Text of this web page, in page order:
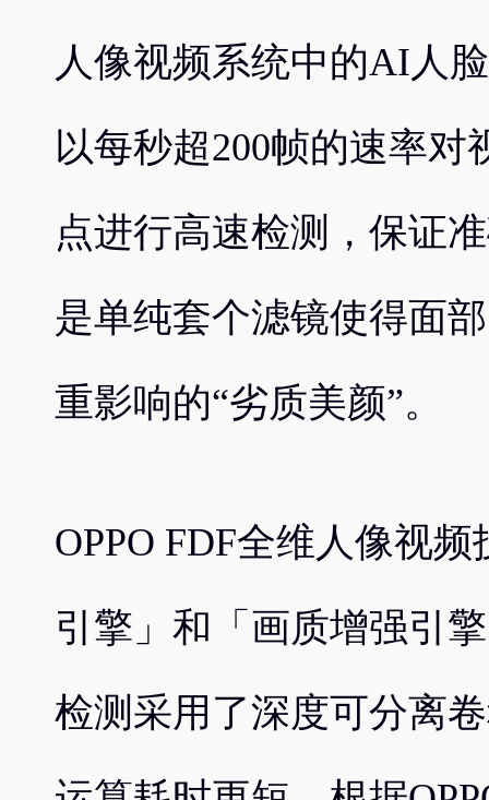
人像视频系统中的AI人
以每秒超200帧的速率对
点进行高速检测，保证
是单纯套个滤镜使得面
重影响的“劣质美颜”。
OPPO FDF全维人像视
引擎」和「画质增强引
检测采用了深度可分离